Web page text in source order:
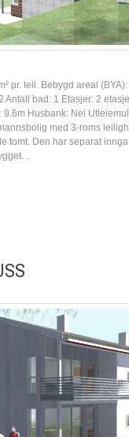
pr. leil. Bebygd areal
Antall bad: 1 Etasjer: 2
9.6m Husbank: Nei
med 3-roms
tomt. Den har separat